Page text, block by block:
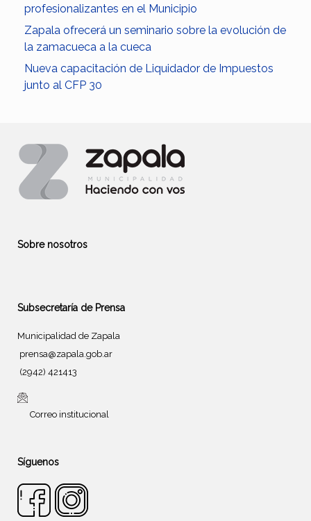
profesionalizantes en el Municipio
Zapala ofrecerá un seminario sobre la evolución de
la zamacueca a la cueca
Nueva capacitación de Liquidador de Impuestos
junto al CFP 30
Sobre nosotros
Subsecretaría de Prensa
Municipalidad de Zapala
prensa@zapala.gob.ar
(2942) 421413
Correo institucional
Síguenos